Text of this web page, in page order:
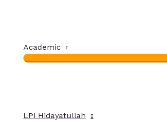
Academic
LPI Hidayatullah